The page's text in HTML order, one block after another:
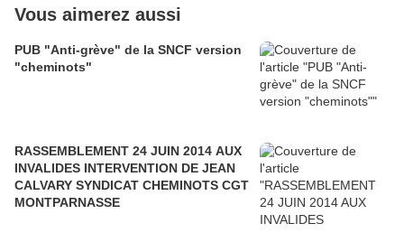
Vous aimerez aussi
PUB "Anti-grève" de la SNCF version
"cheminots"
RASSEMBLEMENT 24 JUIN 2014 AUX
INVALIDES INTERVENTION DE JEAN
CALVARY SYNDICAT CHEMINOTS CGT
MONTPARNASSE